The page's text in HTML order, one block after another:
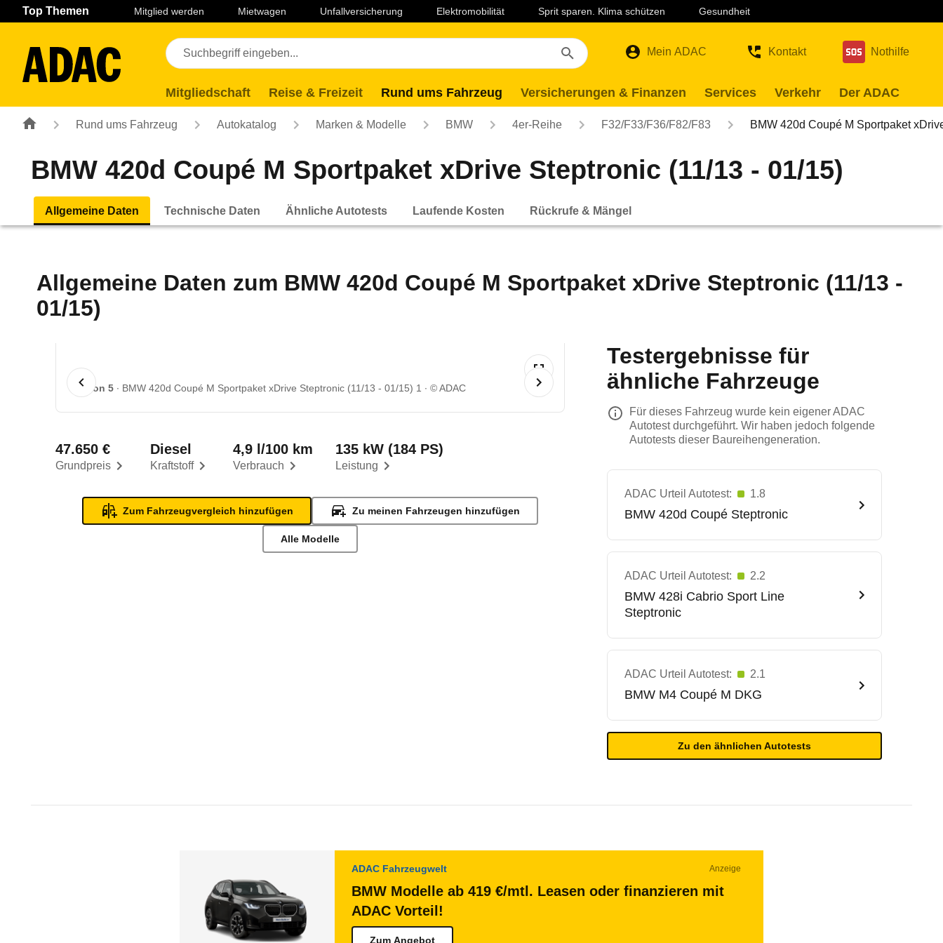
Navigation Seiteninhalt Fußzeile
Top Themen Mitglied werden Mietwagen Unfallversicherung Elektromobilität Sprit sparen. Klima schützen Gesundheit
Mein ADAC Kontakt Nothilfe
Mitgliedschaft Reise & Freizeit Rund ums Fahrzeug Versicherungen & Finanzen Services Verkehr Der ADAC
Rund ums Fahrzeug Autokatalog Marken & Modelle BMW 4er-Reihe F32/F33/F36/F82/F83 BMW 420d Coupé M Sportpaket
BMW 420d Coupé M Sportpaket xDrive Steptronic (11/13 - 01/15)
Allgemeine Daten Technische Daten Ähnliche Autotests Laufende Kosten Rückrufe & Mängel
Allgemeine Daten zum BMW 420d Coupé M Sportpaket xDrive Steptronic (11/13 -
01/15)
1 von 5 BMW 420d Coupé M Sportpaket xDrive Steptronic (11/13 - 01/15) 1 © ADAC
Grundpreis
47.650 €
Kraftstoff
Diesel
Verbrauch
4,9 l/100 km
Leistung
135 kW (184 PS)
Zum Fahrzeugvergleich hinzufügen Zu meinen Fahrzeugen hinzufügen
Alle Modelle
Testergebnisse für
ähnliche Fahrzeuge
Für dieses Fahrzeug wurde kein eigener ADAC
Autotest durchgeführt. Wir haben jedoch folgende
Autotests dieser Baureihengeneration.
ADAC Urteil Autotest: 1.8
BMW 420d Coupé Steptronic
ADAC Urteil Autotest: 2.2
BMW 428i Cabrio Sport Line
Steptronic
ADAC Urteil Autotest: 2.1
BMW M4 Coupé M DKG
Zu den ähnlichen Autotests
ADAC Fahrzeugwelt Anzeige
BMW Modelle ab 419 €/mtl. Leasen oder finanzieren mit
ADAC Vorteil!
Zum Angebot